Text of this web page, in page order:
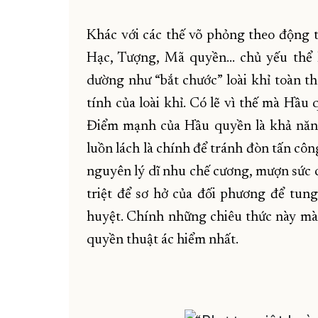
Khác với các thế võ phỏng theo động
Hạc, Tượng, Mã quyền... chủ yếu
dường như “bắt chước” loài khỉ toàn
tính của loài khỉ. Có lẽ vì thế mà Hầu
Điểm mạnh của Hầu quyền là khả
luồn lách là chính để tránh đòn tấn
nguyên lý dĩ nhu chế cương, mượn
triệt để sơ hở của đối phương để
huyệt. Chính những chiêu thức này
quyền thuật ác hiểm nhất.